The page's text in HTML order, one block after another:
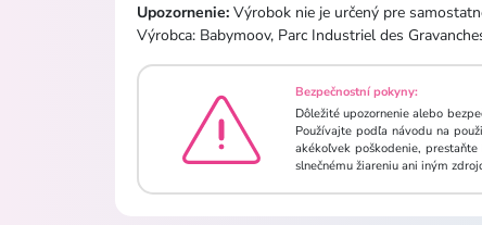
Upozornenie: Výrobok nie je určený pre
Výrobca: Babymoov, Parc Industriel des
Bezpečnostní pokyny:
Dôležité upozornenie alebo
Používajte podľa návodu na
akékoľvek poškodenie,
slnečnému žiareniu ani iným